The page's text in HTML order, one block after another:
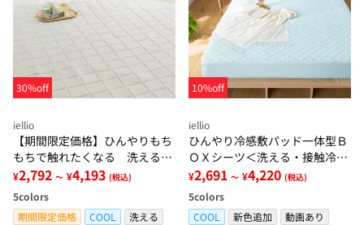
30%off
iellio
【期間限定価格】ひんやりもち
もちで触れたくなる 洗えるラ
グ＜低反発・滑りにくい・接触
冷感・防ダニ・カーペット＞
¥2,792 ～ ¥4,193 (税込)
5colors
期間限定価格
COOL
洗える
10%off
iellio
ひんやり冷感敷パッド一体型Ｂ
ＯＸシーツ＜洗える・接触冷
感・抗菌防臭・時短・家事楽・
ボックスシーツ・寝苦しさ対策
＞
¥2,691 ～ ¥4,220 (税込)
5colors
COOL
新色追加
動画あり